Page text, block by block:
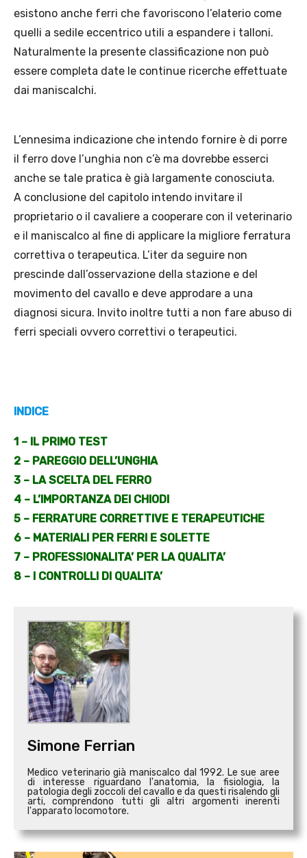
esistono anche ferri che favoriscono l’elaterio come
quelli a sedile eccentrico utili a espandere i talloni.
Naturalmente la presente classificazione non può
essere completa date le continue ricerche effettuate
dai maniscalchi.
L’ennesima indicazione che intendo fornire è di porre
il ferro dove l’unghia non c’è ma dovrebbe esserci
anche se tale pratica è già largamente conosciuta.
A conclusione del capitolo intendo invitare il
proprietario o il cavaliere a cooperare con il veterinario
e il maniscalco al fine di applicare la migliore ferratura
correttiva o terapeutica. L’iter da seguire non
prescinde dall’osservazione della stazione e del
movimento del cavallo e deve approdare a una
diagnosi sicura. Invito inoltre tutti a non fare abuso di
ferri speciali ovvero correttivi o terapeutici.
INDICE
1 – IL PRIMO TEST
2 – PAREGGIO DELL’UNGHIA
3 – LA SCELTA DEL FERRO
4 – L’IMPORTANZA DEI CHIODI
5 – FERRATURE CORRETTIVE E TERAPEUTICHE
6 – MATERIALI PER FERRI E SOLETTE
7 – PROFESSIONALITA’ PER LA QUALITA’
8 – I CONTROLLI DI QUALITA’
Simone Ferrian
Medico veterinario già maniscalco dal 1992. Le sue aree
di interesse riguardano l'anatomia, la fisiologia, la
patologia degli zoccoli del cavallo e da questi risalendo gli
arti, comprendono tutti gli altri argomenti inerenti
l'apparato locomotore.